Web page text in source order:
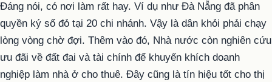
Đáng nói, có nơi làm rất hay. Ví dụ như Đà Nẵng đã phân
quyền ký sổ đỏ tại 20 chi nhánh. Vậy là dân khỏi phải chạy
lòng vòng chờ đợi. Thêm vào đó, Nhà nước còn nghiên cứu
ưu đãi về đất đai và tài chính để khuyến khích doanh
nghiệp làm nhà ở cho thuê. Đây cũng là tín hiệu tốt cho thị